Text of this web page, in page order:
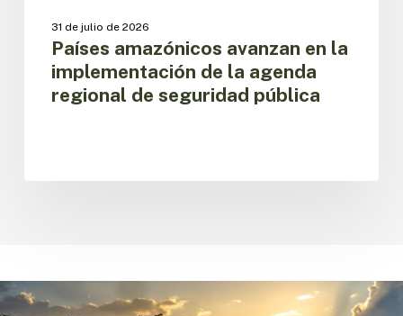
31 de julio de 2026
Países amazónicos avanzan en la
implementación de la agenda
regional de seguridad pública